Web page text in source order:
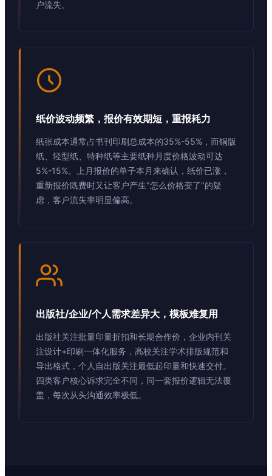
户流失。
纸价波动频繁，报价有效期短，重报耗力
纸张成本通常占书刊印刷总成本的35%-55%，而铜版
纸、轻型纸、特种纸等主要纸种月度价格波动可达
5%-15%。上月报价的单子本月来确认，纸价已涨，
重新报价既费时又让客户产生"怎么价格变了"的疑
虑，客户流失率明显偏高。
出版社/企业/个人需求差异大，模板难复用
出版社关注批量印量折扣和长期合作价，企业内刊关
注设计+印刷一体化服务，高校关注学术排版规范和
导出格式，个人自出版关注最低起印量和快速交付。
四类客户核心诉求完全不同，同一套报价逻辑无法覆
盖，每次从头沟通效率极低。